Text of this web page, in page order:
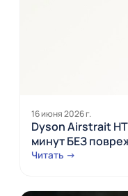
16 июня 2026 г.
Dyson Airstrait
минут БЕЗ
Читать →